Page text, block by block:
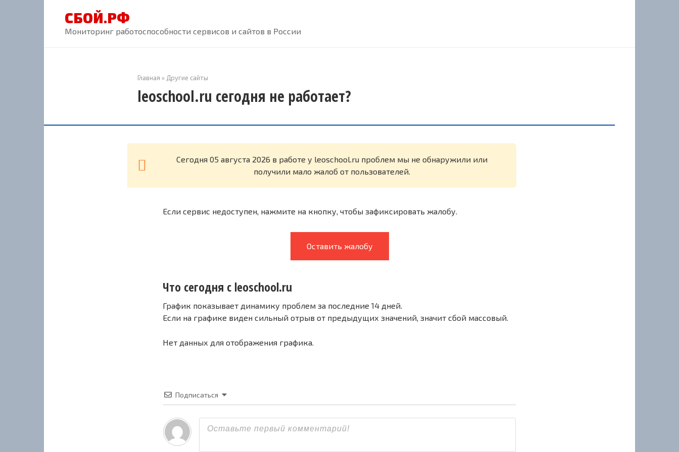
СБОЙ.РФ
Мониторинг работоспособности сервисов и сайтов в России
Главная » Другие сайты
leoschool.ru сегодня не работает?
Cегодня 05 августа 2026 в работе у leoschool.ru проблем мы не обнаружили или
получили мало жалоб от пользователей.
Если сервис недоступен, нажмите на кнопку, чтобы зафиксировать жалобу.
Оставить жалобу
Что сегодня с leoschool.ru
График показывает динамику проблем за последние 14 дней.
Если на графике виден сильный отрыв от предыдущих значений, значит сбой массовый.
Нет данных для отображения графика.
Подписаться